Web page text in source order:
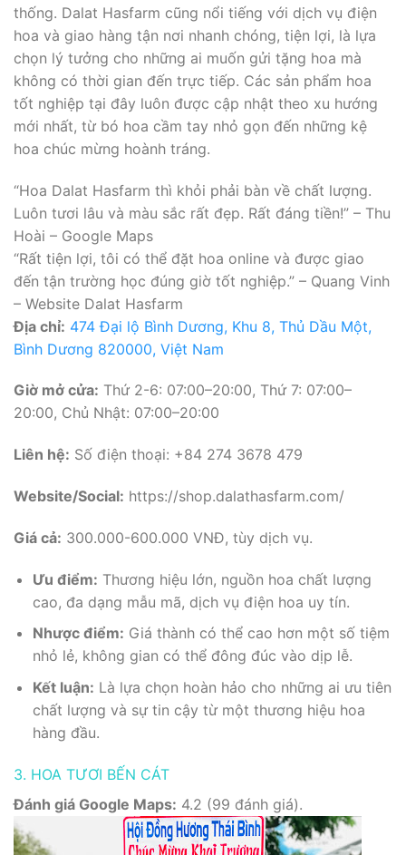
thống. Dalat Hasfarm cũng nổi tiếng với dịch vụ điện
hoa và giao hàng tận nơi nhanh chóng, tiện lợi, là lựa
chọn lý tưởng cho những ai muốn gửi tặng hoa mà
không có thời gian đến trực tiếp. Các sản phẩm hoa
tốt nghiệp tại đây luôn được cập nhật theo xu hướng
mới nhất, từ bó hoa cầm tay nhỏ gọn đến những kệ
hoa chúc mừng hoành tráng.
“Hoa Dalat Hasfarm thì khỏi phải bàn về chất lượng.
Luôn tươi lâu và màu sắc rất đẹp. Rất đáng tiền!” – Thu
Hoài – Google Maps
“Rất tiện lợi, tôi có thể đặt hoa online và được giao
đến tận trường học đúng giờ tốt nghiệp.” – Quang Vinh
– Website Dalat Hasfarm
Địa chỉ: 474 Đại lộ Bình Dương, Khu 8, Thủ Dầu Một,
Bình Dương 820000, Việt Nam
Giờ mở cửa: Thứ 2-6: 07:00–20:00, Thứ 7: 07:00–
20:00, Chủ Nhật: 07:00–20:00
Liên hệ: Số điện thoại: +84 274 3678 479
Website/Social: https://shop.dalathasfarm.com/
Giá cả: 300.000-600.000 VNĐ, tùy dịch vụ.
Ưu điểm: Thương hiệu lớn, nguồn hoa chất lượng
cao, đa dạng mẫu mã, dịch vụ điện hoa uy tín.
Nhược điểm: Giá thành có thể cao hơn một số tiệm
nhỏ lẻ, không gian có thể đông đúc vào dịp lễ.
Kết luận: Là lựa chọn hoàn hảo cho những ai ưu tiên
chất lượng và sự tin cậy từ một thương hiệu hoa
hàng đầu.
3. HOA TƯƠI BẾN CÁT
Đánh giá Google Maps: 4.2 (99 đánh giá).